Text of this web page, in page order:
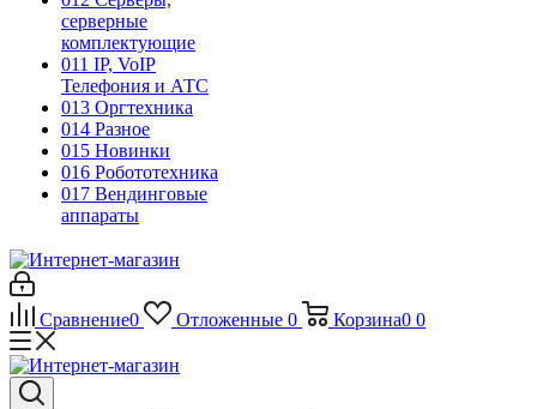
серверные
комплектующие
011 IP, VoIP
Телефония и АТС
013 Оргтехника
014 Разное
015 Новинки
016 Робототехника
017 Вендинговые
аппараты
Сравнение0 Отложенные 0 Корзина0 0